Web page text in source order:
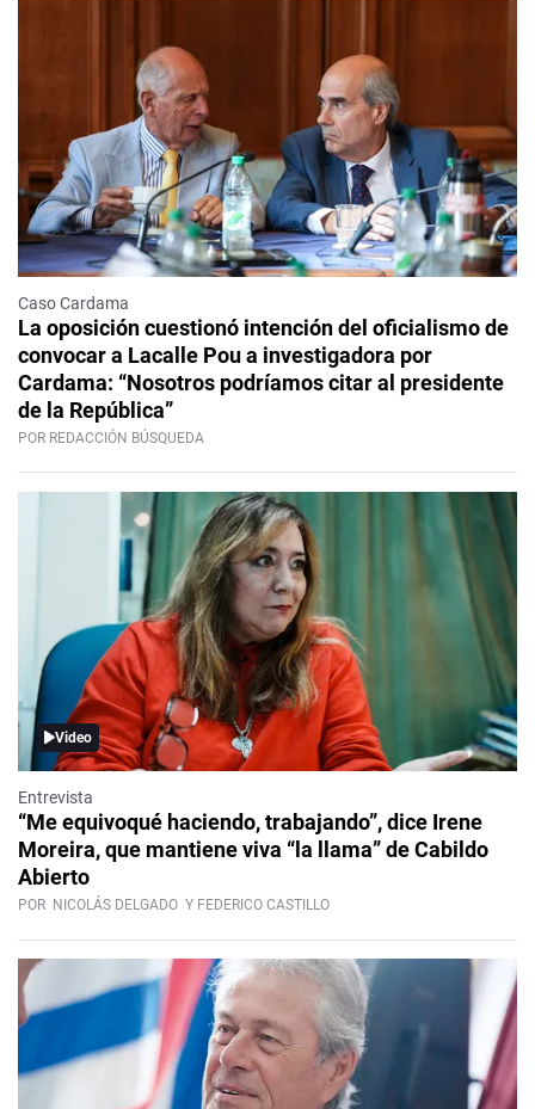
Caso Cardama
La oposición cuestionó intención del oficialismo de
convocar a Lacalle Pou a investigadora por
Cardama: “Nosotros podríamos citar al presidente
de la República”
POR REDACCIÓN BÚSQUEDA
Video
Entrevista
“Me equivoqué haciendo, trabajando”, dice Irene
Moreira, que mantiene viva “la llama” de Cabildo
Abierto
POR NICOLÁS DELGADO Y FEDERICO CASTILLO